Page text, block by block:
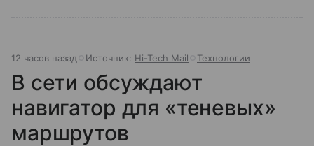
12 часов назад Источник: Hi-Tech Mail Технологии
В сети обсуждают
навигатор для «теневых»
маршрутов